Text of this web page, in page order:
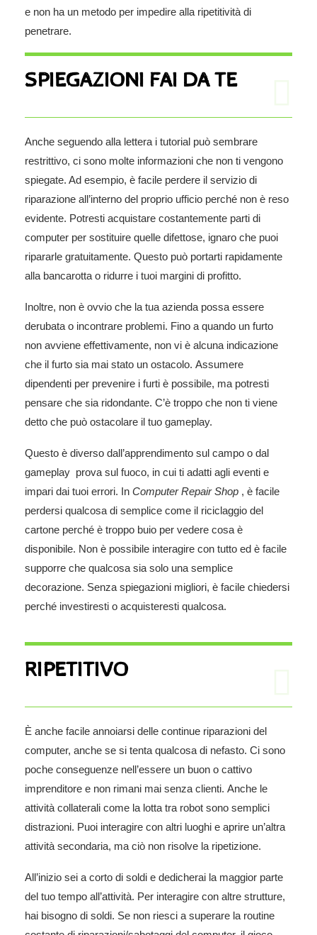
e non ha un metodo per impedire alla ripetitività di
penetrare.
SPIEGAZIONI FAI DA TE
Anche seguendo alla lettera i tutorial può sembrare
restrittivo, ci sono molte informazioni che non ti vengono
spiegate. Ad esempio, è facile perdere il servizio di
riparazione all’interno del proprio ufficio perché non è reso
evidente. Potresti acquistare costantemente parti di
computer per sostituire quelle difettose, ignaro che puoi
ripararle gratuitamente. Questo può portarti rapidamente
alla bancarotta o ridurre i tuoi margini di profitto.
Inoltre, non è ovvio che la tua azienda possa essere
derubata o incontrare problemi. Fino a quando un furto
non avviene effettivamente, non vi è alcuna indicazione
che il furto sia mai stato un ostacolo. Assumere
dipendenti per prevenire i furti è possibile, ma potresti
pensare che sia ridondante. C’è troppo che non ti viene
detto che può ostacolare il tuo gameplay.
Questo è diverso dall’apprendimento sul campo o dal
gameplay prova sul fuoco, in cui ti adatti agli eventi e
impari dai tuoi errori. In Computer Repair Shop , è facile
perdersi qualcosa di semplice come il riciclaggio del
cartone perché è troppo buio per vedere cosa è
disponibile. Non è possibile interagire con tutto ed è facile
supporre che qualcosa sia solo una semplice
decorazione. Senza spiegazioni migliori, è facile chiedersi
perché investiresti o acquisteresti qualcosa.
RIPETITIVO
È anche facile annoiarsi delle continue riparazioni del
computer, anche se si tenta qualcosa di nefasto. Ci sono
poche conseguenze nell’essere un buon o cattivo
imprenditore e non rimani mai senza clienti. Anche le
attività collaterali come la lotta tra robot sono semplici
distrazioni. Puoi interagire con altri luoghi e aprire un’altra
attività secondaria, ma ciò non risolve la ripetizione.
All’inizio sei a corto di soldi e dedicherai la maggior parte
del tuo tempo all’attività. Per interagire con altre strutture,
hai bisogno di soldi. Se non riesci a superare la routine